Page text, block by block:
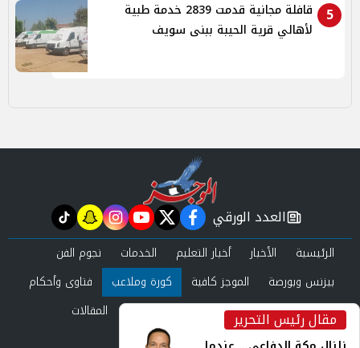
5
قافلة مجانية قدمت 2839 خدمة طبية
لأهالي قرية الحيبة ببنى سويف
مقال رئيس التحرير
newspaper
العدد الورقي facebook
twitter
youtube
instagram
snapchat
tiktok
الرئيسية الأخبار أخبار التعليم الخدمات
نجوم الفن
بيزنس وبورصة
الموجز كافية كورة وملاعب
فتاوى وأحكام
صحة وجمال
عرب وعالم حوادث ومحاكم
المقالات
العدد الورقي